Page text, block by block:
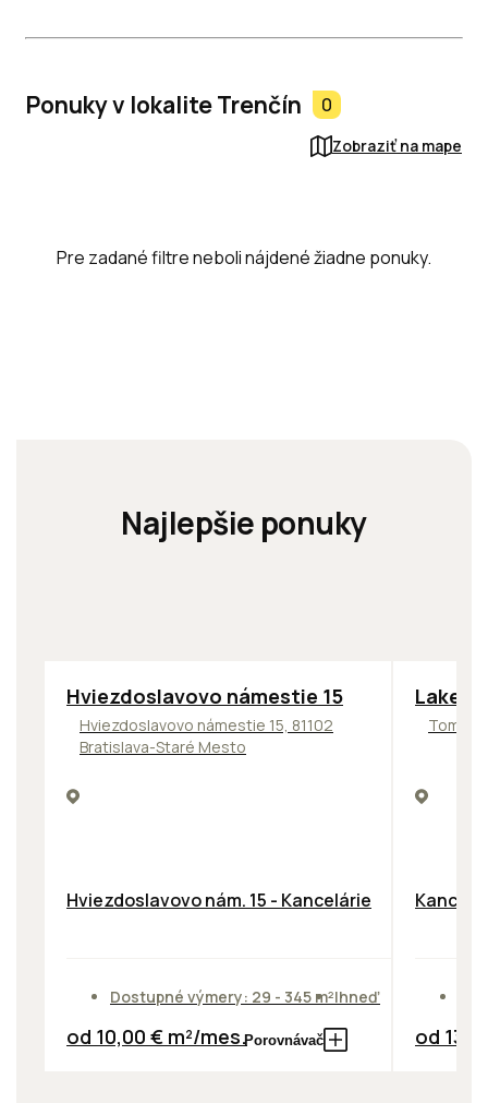
Ponuky v lokalite Trenčín 0
Zobraziť na mape
Pre zadané filtre neboli nájdené žiadne ponuky.
Najlepšie ponuky
ODPORÚČAME
Hviezdoslavovo námestie 15
Hviezdoslavovo námestie 15, 81102
Bratislava-Staré Mesto
Hviezdoslavovo nám. 15 - Kancelárie
Dostupné výmery: 29 - 345 m²Ihneď
od 10,00 € m²/mes.Porovnávač od